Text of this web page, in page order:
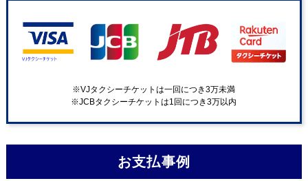
シ
※VJタクシーチケットは一回につき3万未満
※JCBタクシーチケットは1回につき3万以内
お支払事例